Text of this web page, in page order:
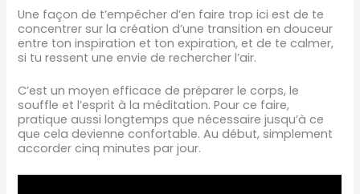
Une façon de t’empêcher d’en faire trop ici est de te
concentrer sur la création d’une transition en douceur
entre ton inspiration et ton expiration, et de te calmer,
si tu ressent une envie de rechercher l’air.
C’est un moyen efficace de préparer le corps, le
souffle et l’esprit à la méditation. Pour ce faire,
pratique aussi longtemps que nécessaire jusqu’à ce
que cela devienne confortable. Au début, simplement
accorder cinq minutes par jour.